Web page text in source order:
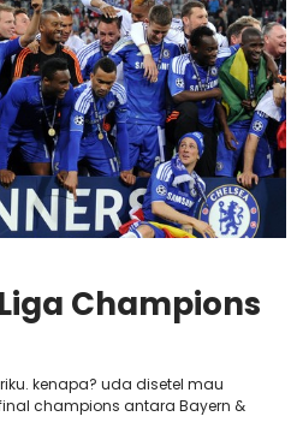
Champions
kenapa? uda disetel mau
champions antara Bayern &